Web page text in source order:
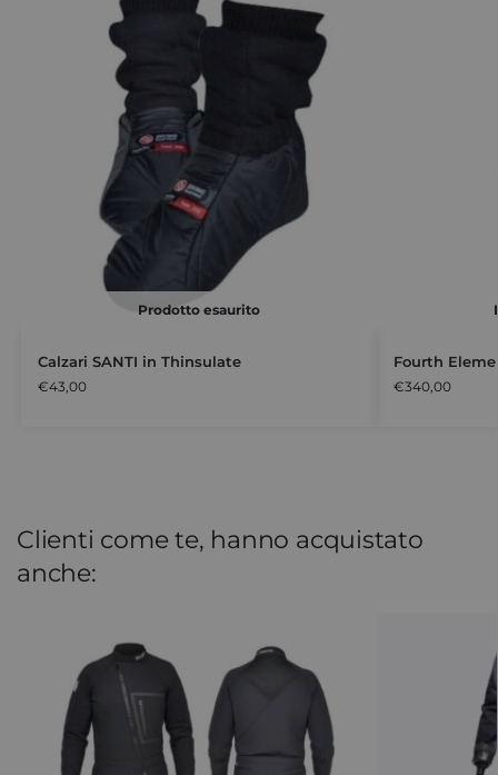
Prodotto esaurito
Calzari SANTI in Thinsulate
€43,00
Fourth
€340,00
Clienti come te, hanno acquistato
anche: